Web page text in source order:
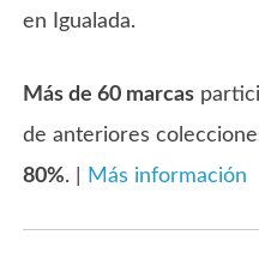
en Igualada.
Más de 60 marcas
de anteriores
80%. | Más información